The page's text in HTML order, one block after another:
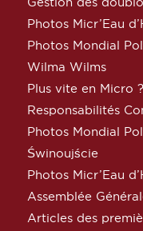
Photos Micr’Eau
Photos Mondial
Wilma Wilms
Plus vite en Micro ?
Responsabilités
Photos Mondial
Świnoujście
Photos Micr’Eau
Assemblée
Articles des